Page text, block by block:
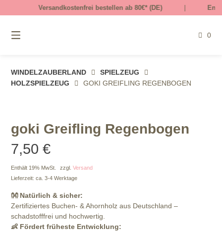
zum
bestellen ab 80€* (DE) | Entdecke unsere
0
WINDELZAUBERLAND
SPIELZEUG
HOLZSPIELZEUG
GOKI GREIFLING REGENBOGEN
goki Greifling Regenbogen
7,50€
Enthält 19% MwSt. zzgl.Versand
Lieferzeit: ca. 3-4 Werktage
👐 Natürlich & sicher:
Zertifiziertes Buchen- & Ahornholz aus Deutschland –
schadstofffrei und hochwertig.
👶 Fördert früheste Entwicklung: